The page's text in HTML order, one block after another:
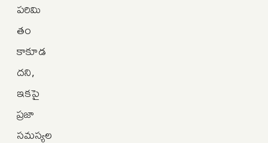
పరిమి
తం
కాకూడ
దని,
ఇకపై
ప్రజా
సమస్యల